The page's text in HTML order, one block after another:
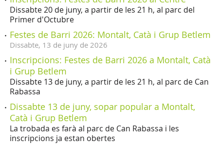
Dissabte 20 de juny, a partir de les 21 h, al parc del
Primer d'Octubre
Festes de Barri 2026: Montalt, Catà i Grup Betlem
Dissabte, 13 de juny de 2026
Inscripcions: Festes de Barri 2026 a Montalt, Catà
i Grup Betlem
Dissabte 13 de juny, a partir de les 21 h, al parc de Can
Rabassa
Dissabte 13 de juny, sopar popular a Montalt,
Catà i Grup Betlem
La trobada es farà al parc de Can Rabassa i les
inscripcions ja estan obertes